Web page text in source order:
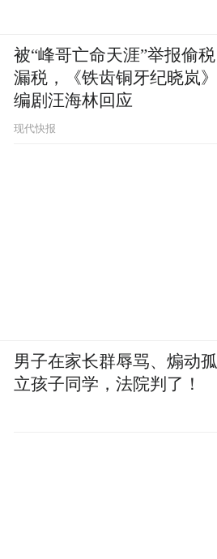
被“峰哥亡命天涯”举报偷税
漏税，《铁齿铜牙纪晓岚》
编剧汪海林回应
现代快报
男子在家长群辱骂、煽动孤
立孩子同学，法院判了！